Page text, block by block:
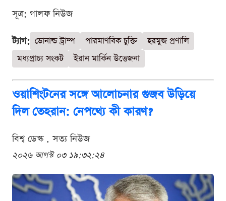
সূত্র: গালফ নিউজ
ট্যাগ: ডোনাল্ড ট্রাম্প পারমাণবিক চুক্তি
হরমুজ প্রণালি
মধ্যপ্রাচ্য সংকট
ইরান মার্কিন উত্তেজনা
ওয়াশিংটনের সঙ্গে আলোচনার গুজব উড়িয়ে
দিল তেহরান: নেপথ্যে কী কারণ?
বিশ্ব ডেস্ক . সত্য নিউজ
২০২৬ আগস্ট ০৩ ১৯:৩২:২৪